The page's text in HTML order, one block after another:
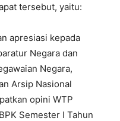
tersebut, yaitu:
apresiasi kepada
Negara dan
Negara,
Arsip Nasional
opini WTP
Semester I Tahun